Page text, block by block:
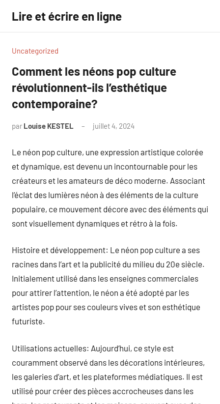
contenu
Lire et écrire en ligne
Uncategorized
Comment les néons pop culture
révolutionnent-ils l’esthétique
contemporaine?
par Louise KESTEL juillet 4, 2024
Le néon pop culture, une expression artistique colorée
et dynamique, est devenu un incontournable pour les
créateurs et les amateurs de déco moderne. Associant
l’éclat des lumières néon à des éléments de la culture
populaire, ce mouvement décore avec des éléments qui
sont visuellement dynamiques et rétro à la fois.
Histoire et développement: Le néon pop culture a ses
racines dans l’art et la publicité du milieu du 20e siècle.
Initialement utilisé dans les enseignes commerciales
pour attirer l’attention, le néon a été adopté par les
artistes pop pour ses couleurs vives et son esthétique
futuriste.
Utilisations actuelles: Aujourd’hui, ce style est
couramment observé dans les décorations intérieures,
les galeries d’art, et les plateformes médiatiques. Il est
utilisé pour créer des pièces accrocheuses dans les